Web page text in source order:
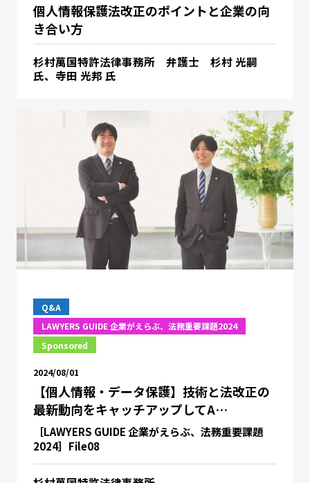
個人情報保護法改正のポイントと企業の向
き合い方
杉村萬国特許法律事務所 弁護士 杉村 光嗣
氏、寺田 光邦 氏
Q&A
LAWYERS GUIDE 企業がえらぶ、法務重要課題2024
Sponsored
2024/08/01
【個人情報・データ保護】技術と法改正の
最新動向をキャッチアップしてA…
［LAWYERS GUIDE 企業がえらぶ、法務重要課題
2024］File08